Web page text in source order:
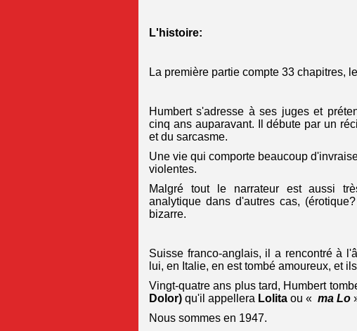
L'histoire:
La première partie compte 33 chapitres,
Humbert s'adresse à ses juges et
cinq ans auparavant. Il débute par un
et du sarcasme.
Une vie qui comporte beaucoup
violentes.
Malgré tout le narrateur est aussi
analytique dans d'autres cas,
bizarre.
Suisse franco-anglais, il a rencontré à
lui, en Italie, en est tombé amoureux, et
Vingt-quatre ans plus tard, Humbert
Dolor) qu'il appellera Lolita ou « ma Lo
Nous sommes en 1947.